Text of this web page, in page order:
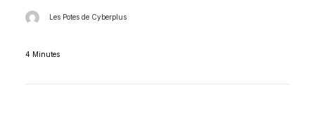
Les Potes de Cyberplus
4 Minutes